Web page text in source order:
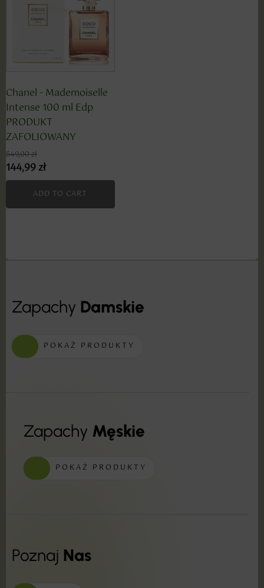
Chanel - Mademoiselle
Intense 100 ml Edp
PRODUKT
ZAFOLIOWANY
549,00zł
144,99zł
ADD TO CART
Zapachy Damskie
POKAŻ PRODUKTY
Zapachy Męskie
POKAŻ PRODUKTY
Poznaj Nas